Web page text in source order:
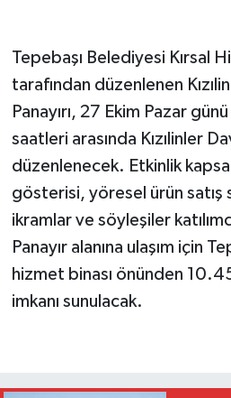
Tepebaşı Belediyesi Kırsal
tarafından düzenlenen
Panayırı, 27 Ekim Pazar
saatleri arasında Kızılinler
düzenlenecek. Etkinlik
gösterisi, yöresel ürün satış
ikramlar ve söyleşiler
Panayır alanına ulaşım için
hizmet binası önünden
imkanı sunulacak.